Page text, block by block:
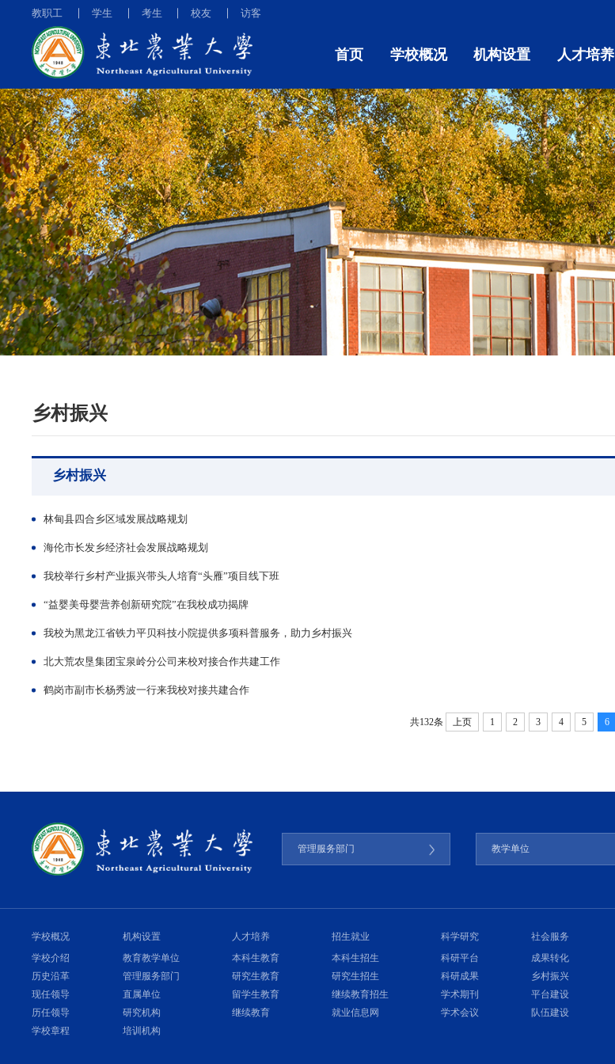
教职工 学生 考生 校友 访客
首页 学校概况 机构设置 人才培养
乡村振兴
乡村振兴
林甸县四合乡区域发展战略规划
海伦市长发乡经济社会发展战略规划
我校举行乡村产业振兴带头人培育“头雁”项目线下班
“益婴美母婴营养创新研究院”在我校成功揭牌
我校为黑龙江省铁力平贝科技小院提供多项科普服务，助力乡村振兴
北大荒农垦集团宝泉岭分公司来校对接合作共建工作
鹤岗市副市长杨秀波一行来我校对接共建合作
共132条 上页 1 2 3 4 5 6
管理服务部门 教学单位
学校概况
学校介绍
历史沿革
现任领导
历任领导
学校章程
机构设置
教育教学单位
管理服务部门
直属单位
研究机构
培训机构
人才培养
本科生教育
研究生教育
留学生教育
继续教育
招生就业
本科生招生
研究生招生
继续教育招生
就业信息网
科学研究
科研平台
科研成果
学术期刊
学术会议
社会服务
成果转化
乡村振兴
平台建设
队伍建设